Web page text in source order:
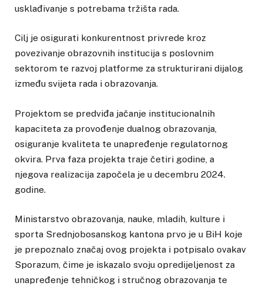
usklađivanje s potrebama tržišta rada.
Cilj je osigurati konkurentnost privrede kroz
povezivanje obrazovnih institucija s poslovnim
sektorom te razvoj platforme za strukturirani dijalog
između svijeta rada i obrazovanja.
Projektom se predviđa jačanje institucionalnih
kapaciteta za provođenje dualnog obrazovanja,
osiguranje kvaliteta te unapređenje regulatornog
okvira. Prva faza projekta traje četiri godine, a
njegova realizacija započela je u decembru 2024.
godine.
Ministarstvo obrazovanja, nauke, mladih, kulture i
sporta Srednjobosanskog kantona prvo je u BiH koje
je prepoznalo značaj ovog projekta i potpisalo ovakav
Sporazum, čime je iskazalo svoju opredijeljenost za
unapređenje tehničkog i stručnog obrazovanja te